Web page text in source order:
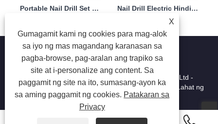
Portable Nail Drill Set Electric With Powerful Motor 65w 35000rpm Nail Drill Electric Hindi Madaling Masira Handpiece 65w 35000rpm
X
Gumagamit kami ng cookies para mag-alok
sa iyo ng mas magandang karanasan sa
pagba-browse, pag-aralan ang trapiko sa
site at i-personalize ang content. Sa
paggamit ng site na ito, sumasang-ayon ka
sa aming paggamit ng cookies. Patakaran sa
Privacy
Copyright © 2025 Shenzhen Ruina Optoelectronic Co, Ltd -
Lamp Lamp, Nail Drill, Kolektor ng Alikabok ng Kuko - Lahat ng
Karapatan ay Nakareserba.